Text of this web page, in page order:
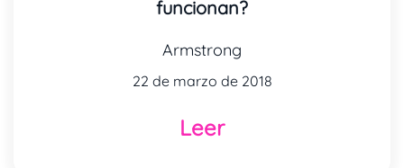
funcionan?
Armstrong
22 de marzo de 2018
Leer